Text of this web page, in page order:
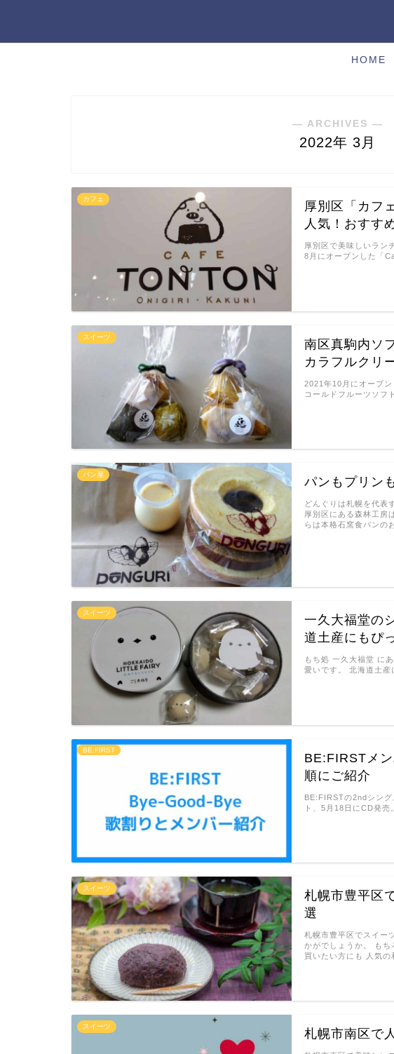
HOME
― ARCHIVES ―
2022年 3月
カフェ
厚別区「カフ
人気！おすす
厚別区で美味しいラン
8月にオープンした「
スイーツ
南区真駒内ソ
カラフルクリ
2021年10月にオープン
コールドフルーツソフ
パン屋
パンもプリン
どんぐりは札幌を代表
厚別区にある森林工房
らは本格石窯食パンの
スイーツ
一久大福堂の
道土産にもぴ
もち処 一久大福堂 に
愛いです。 北海道土
BE:FIRST
BE:FIRSTメ
順にご紹介
BE:FIRSTの2ndシン
ト、5月18日にCD発売
スイーツ
札幌市豊平区
選
札幌市豊平区でスイー
かがでしょうか。 もち
買いたい方にも 人気の
スイーツ
札幌市南区で